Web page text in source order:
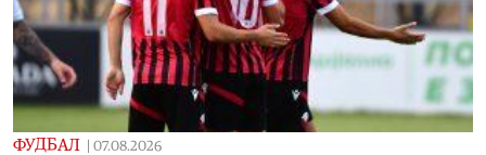
ФУДБАЛ 07.08.2026